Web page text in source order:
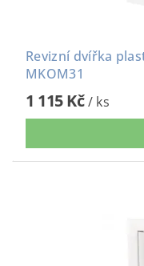
Revizní dvířka
MKOM31
1 115 Kč/ ks